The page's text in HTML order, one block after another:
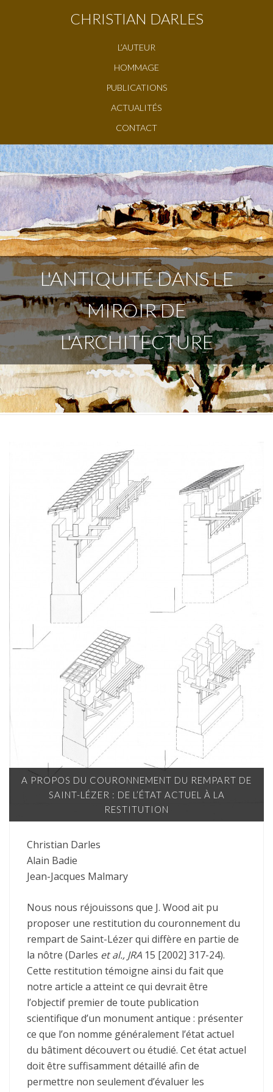
CHRISTIAN DARLES
L’AUTEUR
HOMMAGE
PUBLICATIONS
ACTUALITÉS
CONTACT
L'ANTIQUITÉ DANS LE
MIROIR DE
L'ARCHITECTURE
A PROPOS DU COURONNEMENT DU REMPART DE
SAINT-LÉZER : DE L’ÉTAT ACTUEL À LA
RESTITUTION
Christian Darles
Alain Badie
Jean-Jacques Malmary
Nous nous réjouissons que J. Wood ait pu
proposer une restitution du couronnement du
rempart de Saint-Lézer qui diffère en partie de
la nôtre (Darles et al., JRA 15 [2002] 317-24).
Cette restitution témoigne ainsi du fait que
notre article a atteint ce qui devrait être
l’objectif premier de toute publication
scientifique d’un monument antique : présenter
ce que l’on nomme généralement l’état actuel
du bâtiment découvert ou étudié. Cet état actuel
doit être suffisamment détaillé afin de
permettre non seulement d’évaluer les